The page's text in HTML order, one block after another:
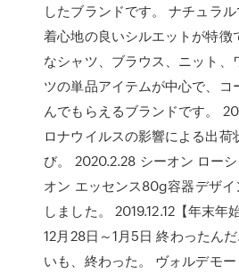
したブランドです。 ナチュラ
着心地の良いシルエットが特徴
なシャツ、ブラウス、ニット、
ツの単品アイテムが中心で、コ
んでもらえるブランドです。
ロナウイルスの影響による出荷
び。 2020.2.28 シーオン ロー
オン エッセンス80g容器デザ
しました。 2019.12.12【年末年
12月28日～1月5日 終わったん
いも、終わった。 ヴォルデモー